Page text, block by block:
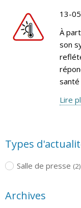
13-
À
son
santé
Lire
Types
Salle de presse (2)
Archives